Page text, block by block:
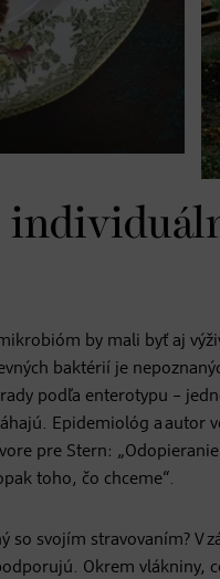
by mali byť aj
baktérií je
podľa enterotypu –
Epidemiológ a autor
pre Stern:
toho, čo chceme“.
so svojím stravovaním? V
Okrem vlákniny,